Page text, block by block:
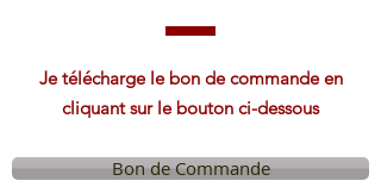
Je télécharge le bon de commande en
cliquant sur le bouton ci-dessous
Bon de Commande